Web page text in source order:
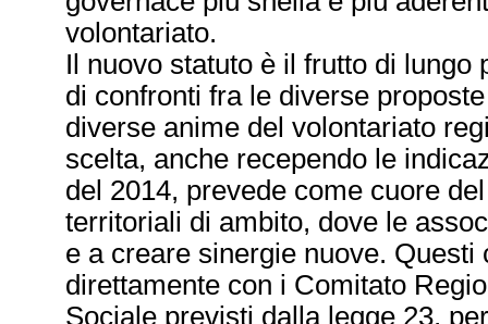
volontariato.
Il nuovo statuto è il frutto di lungo
di confronti fra le diverse
diverse anime del volontariato
scelta, anche recependo le
del 2014, prevede come cuore
territoriali di ambito, dove le
e a creare sinergie nuove.
direttamente con i Comitato
Sociale previsti dalla legge 23,